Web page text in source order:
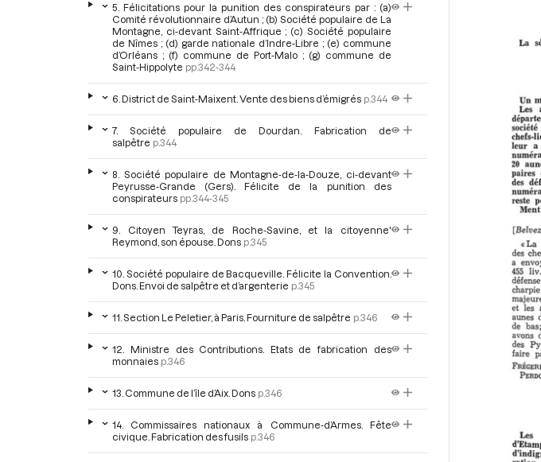
5. Félicitations pour la punition des conspirateurs par : (a)
Comité révolutionnaire d’Autun ; (b) Société populaire de La
Montagne, ci-devant Saint-Affrique ; (c) Société populaire
de Nîmes ; (d) garde nationale d’Indre-Libre ; (e) commune
d’Orléans ; (f) commune de Port-Malo ; (g) commune de
Saint-Hippolyte pp.342-344
6. District de Saint-Maixent. Vente des biens d’émigrés p.344
7. Société populaire de Dourdan. Fabrication de
salpêtre p.344
8. Société populaire de Montagne-de-la-Douze, ci-devant
Peyrusse-Grande (Gers). Félicite de la punition des
conspirateurs pp.344-345
9. Citoyen Teyras, de Roche-Savine, et la citoyenne'
Reymond, son épouse. Dons p.345
10. Société populaire de Bacqueville. Félicite la Convention.
Dons. Envoi de salpêtre et d’argenterie p.345
11. Section Le Peletier, à Paris. Fourniture de salpêtre p.346
12. Ministre des Contributions. Etats de fabrication des
monnaies p.346
13. Commune de l’île d’Aix. Dons p.346
14. Commissaires nationaux à Commune-d’Armes. Fête
civique. Fabrication des fusils p.346